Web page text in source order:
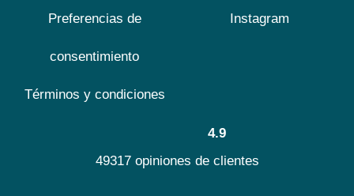
Preferencias de
consentimiento
Términos y condiciones
Instagram
4.9
49317 opiniones de clientes